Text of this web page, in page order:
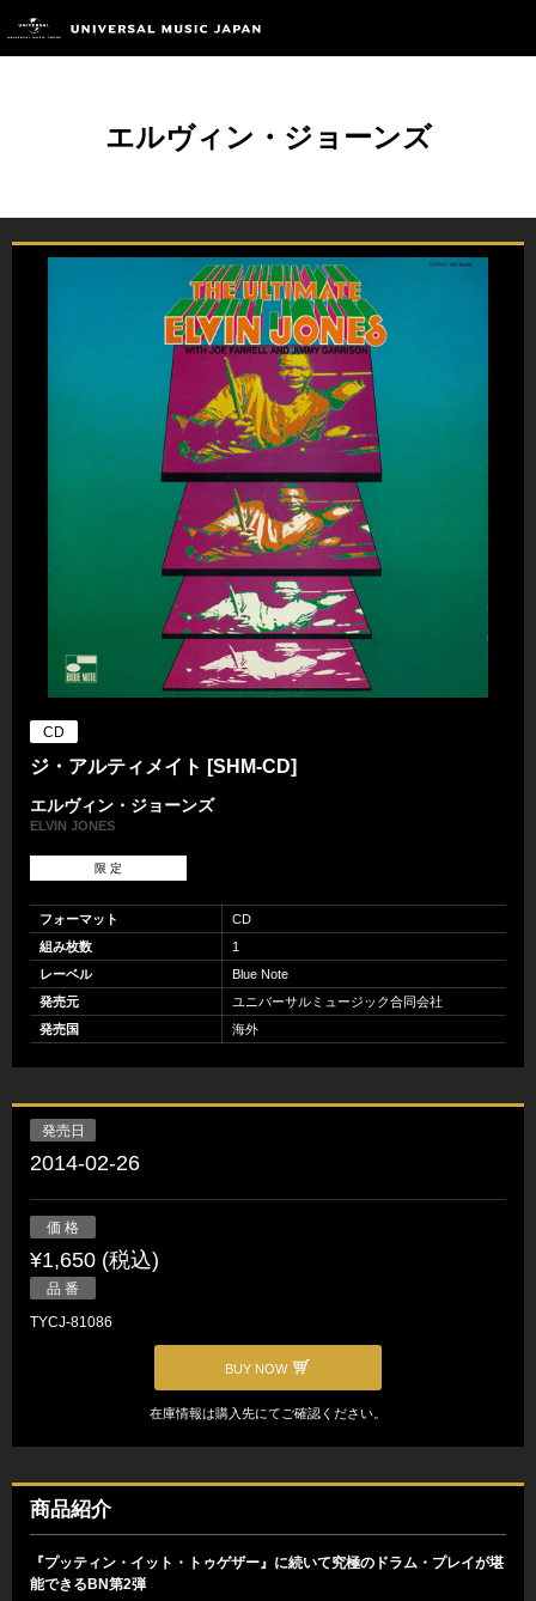
エルヴィン・ジョーンズ
CD
ジ・アルティメイト [SHM-CD]
エルヴィン・ジョーンズ
ELVIN JONES
限 定
フォーマット
CD
組み枚数
1
レーベル
Blue Note
発売元
ユニバーサルミュージック合同会社
発売国
海外
発売日
2014-02-26
価 格
¥1,650 (税込)
品 番
TYCJ-81086
BUY NOW
在庫情報は購入先にてご確認ください。
商品紹介
『プッティン・イット・トゥゲザー』に続いて究極のドラム・プレイが堪
能できるBN第2弾